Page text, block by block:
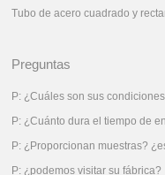
Tubo de acero cuadrado y
Preguntas
P: ¿Cuáles son sus
P: ¿Cuánto dura el tiempo de
P: ¿Proporcionan muestras?
P: ¿podemos visitar su fábrica?